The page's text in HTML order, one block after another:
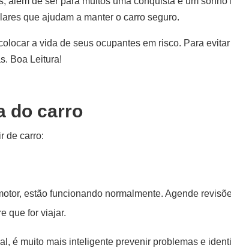
que ajudam a manter o carro seguro.
a vida de seus ocupantes em risco. Para
Boa Leitura!
do carro
de carro:
estão funcionando normalmente. Agende
que for viajar.
é muito mais inteligente prevenir problemas e